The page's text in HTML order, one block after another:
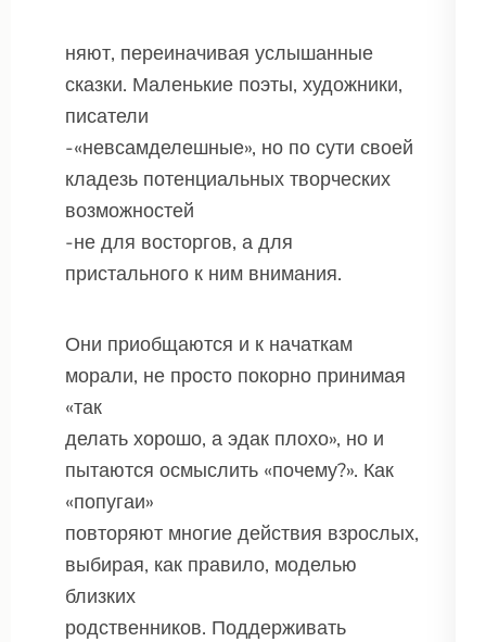
няют, переиначивая услышанные
сказки. Маленькие поэты, художники,
писатели
-«невсамделешные», но по сути своей
кладезь потенциальных творческих
возможностей
-не для восторгов, а для
пристального к ним внимания.
Они приобщаются и к начаткам
морали, не просто покорно принимая
«так
делать хорошо, а эдак плохо», но и
пытаются осмыслить «почему?». Как
«попугаи»
повторяют многие действия взрослых,
выбирая, как правило, моделью
близких
родственников. Поддерживать